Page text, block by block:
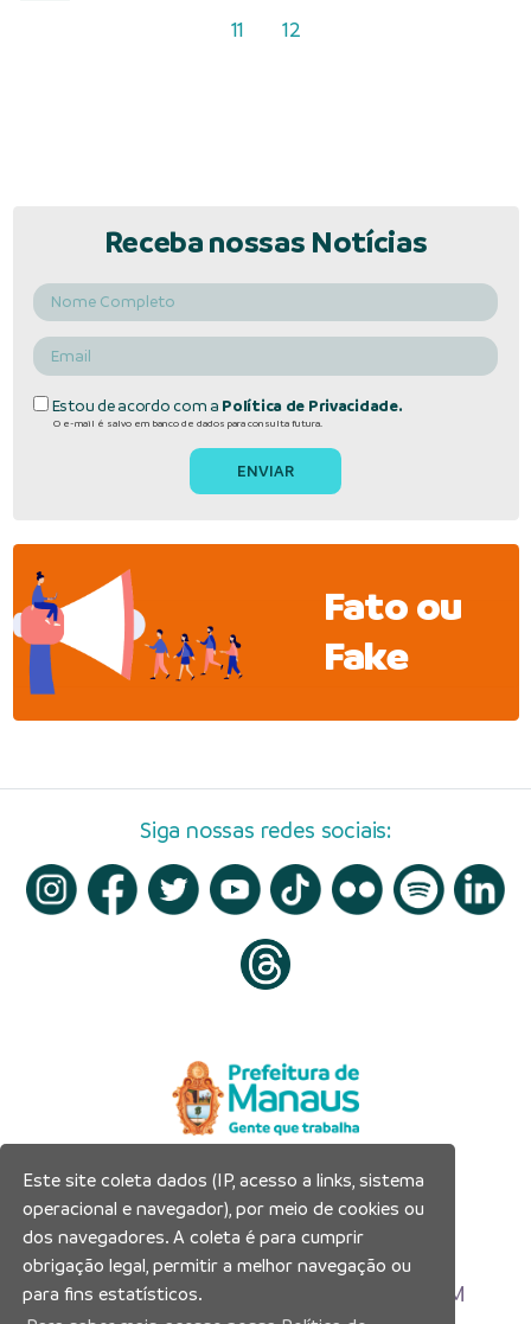
11 12
Receba nossas Notícias
Estou de acordo com a Política de Privacidade.
O e-mail é salvo em banco de dados para consulta futura.
Fato ou
Fake
Siga nossas redes sociais:
Prefeitura Municipal de Manaus
Município de Manaus
CNPJ:04.365.326.0001-73
Av. Brasil, 2971 – Compensa, Manaus-AM
Este site coleta dados (IP, acesso a links, sistema
operacional e navegador), por meio de cookies ou
dos navegadores. A coleta é para cumprir
obrigação legal, permitir a melhor navegação ou
para fins estatísticos.